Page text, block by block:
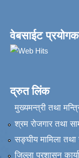
वेबसाईट
द्रुत लिंक
मुख्यमन्त्री तथा
श्रम रोजगार तथा
सङ्‍घीय मामिला तथा
जिल्ला प्रशासन